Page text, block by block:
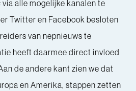
via alle mogelijke kanalen te
Twitter en Facebook besloten
van nepnieuws te
heeft daarmee direct invloed
de andere kant zien we dat
en Amerika, stappen zetten